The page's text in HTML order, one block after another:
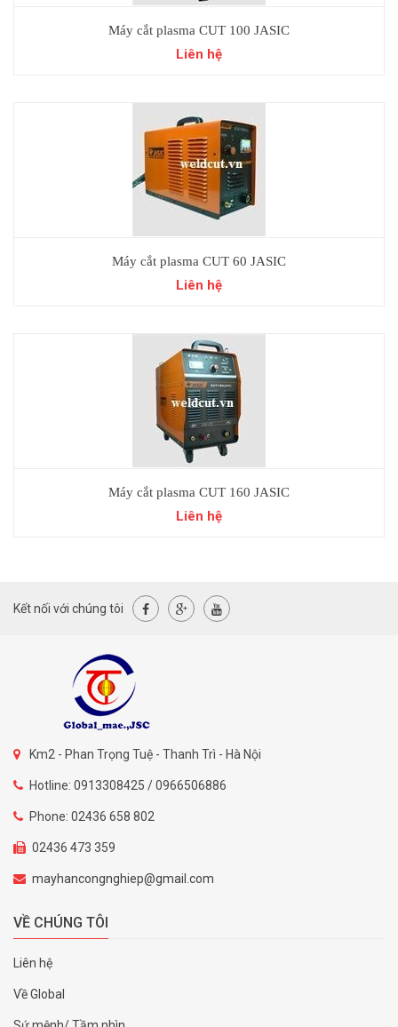
Máy cắt plasma CUT 100 JASIC
Liên hệ
Máy cắt plasma CUT 60 JASIC
Liên hệ
Máy cắt plasma CUT 160 JASIC
Liên hệ
Kết nối với chúng tôi
Km2 - Phan Trọng Tuệ - Thanh Trì - Hà Nội
Hotline: 0913308425 / 0966506886
Phone: 02436 658 802
02436 473 359
mayhancongnghiep@gmail.com
VỀ CHÚNG TÔI
Liên hệ
Về Global